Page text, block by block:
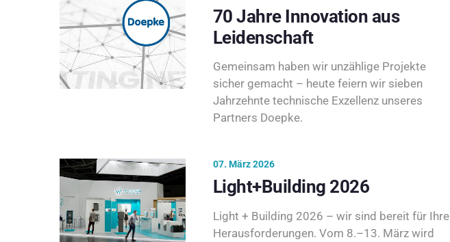
70 Jahre Innovation aus
Leidenschaft
Gemeinsam haben wir unzählige Projekte
sicher gemacht – heute feiern wir sieben
Jahrzehnte technische Exzellenz unseres
Partners Doepke.
07. März 2026
Light+Building 2026
Light + Building 2026 – wir sind bereit für Ihre
Herausforderungen. Vom 8.–13. März wird